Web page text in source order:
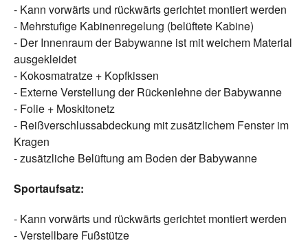
- Kann vorwärts und rückwärts gerichtet montiert werden
- Mehrstufige Kabinenregelung (belüftete Kabine)
- Der Innenraum der Babywanne ist mit weichem Material
ausgekleidet
- Kokosmatratze + Kopfkissen
- Externe Verstellung der Rückenlehne der Babywanne
- Folie + Moskitonetz
- Reißverschlussabdeckung mit zusätzlichem Fenster im
Kragen
- zusätzliche Belüftung am Boden der Babywanne
Sportaufsatz:
- Kann vorwärts und rückwärts gerichtet montiert werden
- Verstellbare Fußstütze